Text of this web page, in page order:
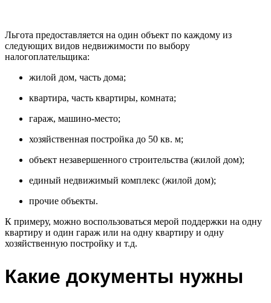
Льгота предоставляется на один объект по каждому из
следующих видов недвижимости по выбору
налогоплательщика:
жилой дом, часть дома;
квартира, часть квартиры, комната;
гараж, машино-место;
хозяйственная постройка до 50 кв. м;
объект незавершенного строительства (жилой дом);
единый недвижимый комплекс (жилой дом);
прочие объекты.
К примеру, можно воспользоваться мерой поддержки на одну
квартиру и один гараж или на одну квартиру и одну
хозяйственную постройку и т.д.
Какие документы нужны